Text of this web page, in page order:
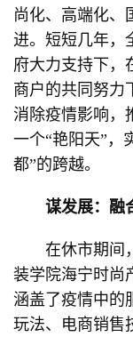
尚化、高端化、
进。短短几年，
府大力支持下，
商户的共同努力
消除疫情影响，
一个“艳阳天”，
都”的跨越。
谋发展：融
在休市期间，
装学院海宁时尚
涵盖了疫情中的
玩法、电商销售